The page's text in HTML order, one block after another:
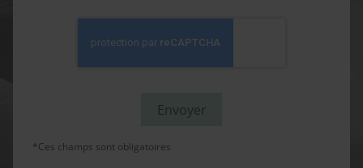
*Ces champs sont obligatoires